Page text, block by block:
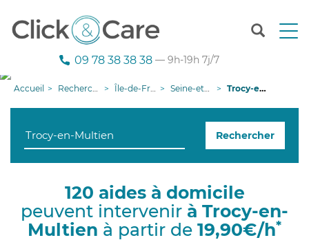
T
n
g
09 78 38 38 38 — 9h-19h 7j/7
Accueil Recherche aide à domicile Île-de-France Seine-et-Marne Trocy-en-Multien
Rechercher
120 aides à domicile
peuvent intervenir à Trocy-en-
Multien à partir de 19,90€/h*